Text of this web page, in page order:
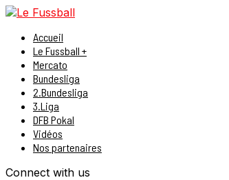
Accueil
Le Fussball +
Mercato
Bundesliga
2.Bundesliga
3.Liga
DFB Pokal
Vidéos
Nos partenaires
Connect with us